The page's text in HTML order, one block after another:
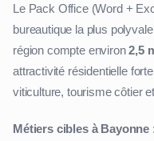
Le Pack Office (Word +
bureautique la plus
région compte environ2,5
attractivité résidentielle
viticulture, tourisme côtier
Métiers cibles à Bayonne